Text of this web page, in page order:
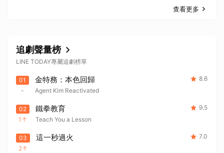
查看更多
追劇聲量榜
LINE TODAY專屬追劇榜單
01
-
金特務：本色回歸
Agent Kim Reactivated
8.6
02
1
鐵拳教育
Teach You a Lesson
9.5
03
2
這一秒過火 7.0